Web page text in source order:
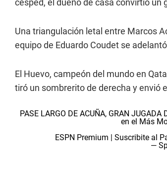
césped, el dueño de casa convirtió un
Una triangulación letal entre Marcos
equipo de Eduardo Coudet se
El Huevo, campeón del mundo en
tiró un sombrerito de derecha y envió
PASE LARGO DE ACUÑA, GRAN
en el Más
ESPN Premium | Suscribite al
—